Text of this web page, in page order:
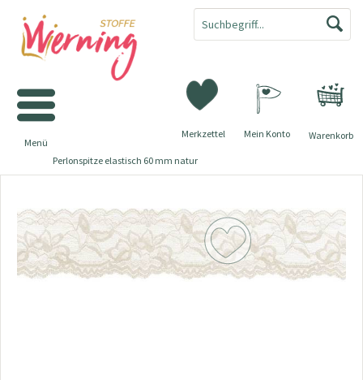
Warenkorb
Merkzettel Mein Konto
Menü
Perlonspitze elastisch 60 mm natur